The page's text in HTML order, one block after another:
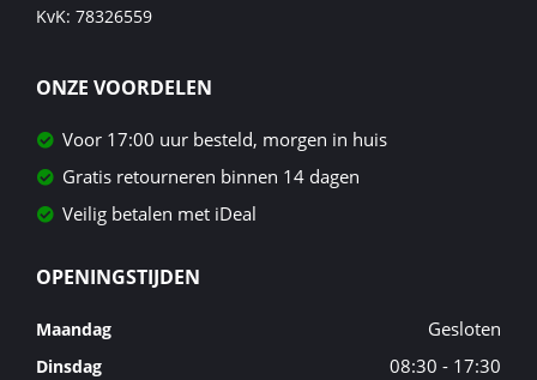
KvK: 78326559
ONZE VOORDELEN
Voor 17:00 uur besteld, morgen in huis
Gratis retourneren binnen 14 dagen
Veilig betalen met iDeal
OPENINGSTIJDEN
Maandag Gesloten
Dinsdag 08:30 - 17:30